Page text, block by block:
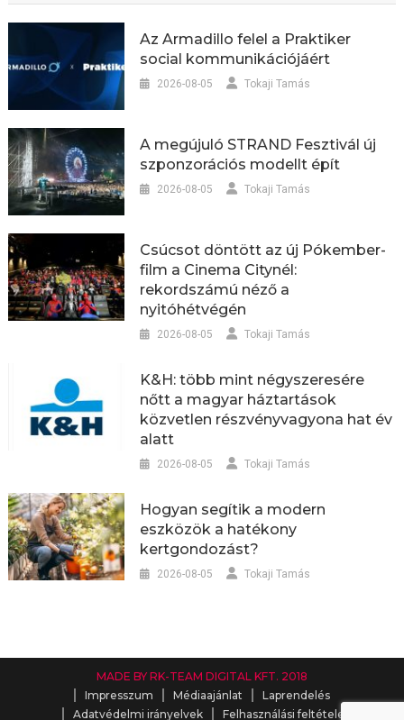
Az Armadillo felel a Praktiker
social kommunikációjáért
2026-08-05 Tokaji Tamás
A megújuló STRAND Fesztivál új
szponzorációs modellt épít
2026-08-05 Tokaji Tamás
Csúcsot döntött az új Pókember-
film a Cinema Citynél:
rekordszámú néző a
nyitóhétvégén
2026-08-05 Tokaji Tamás
K&H: több mint négyszeresére
nőtt a magyar háztartások
közvetlen részvényvagyona hat év
alatt
2026-08-05 Tokaji Tamás
Hogyan segítik a modern
eszközök a hatékony
kertgondozást?
2026-08-05 Tokaji Tamás
MADE BY RK-TEAM DIGITAL KFT. 2018
Impresszum
Médiaajánlat
Laprendelés
Adatvédelmi irányelvek
Felhasználási feltételek